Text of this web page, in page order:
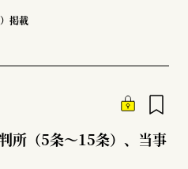
掲載
所（5条～15条）、当事